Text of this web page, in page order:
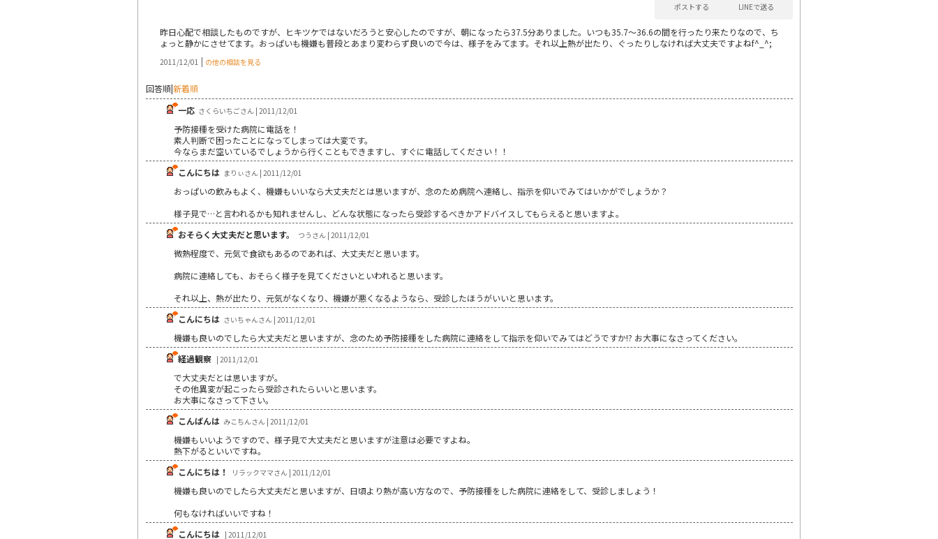
ポストする LINEで送る
昨日心配で相談したものですが、ヒキツケではないだろうと安心したのですが、朝になったら37.5分ありました。いつも35.7～36.6の間を行ったり来たりなので、ち
ょっと静かにさせてます。おっぱいも機嫌も普段とあまり変わらず良いので今は、様子をみてます。それ以上熱が出たり、ぐったりしなければ大丈夫ですよねf^_^;
2011/12/01 | の他の相談を見る
回答順|新着順
一応 さくらいちごさん | 2011/12/01
予防接種を受けた病院に電話を！
素人判断で困ったことになってしまっては大変です。
今ならまだ空いているでしょうから行くこともできますし、すぐに電話してください！！
こんにちは まりぃさん | 2011/12/01
おっぱいの飲みもよく、機嫌もいいなら大丈夫だとは思いますが、念のため病院へ連絡し、指示を仰いでみてはいかがでしょうか？
様子見で…と言われるかも知れませんし、どんな状態になったら受診するべきかアドバイスしてもらえると思いますよ。
おそらく大丈夫だと思います。
つうさん | 2011/12/01
微熱程度で、元気で食欲もあるのであれば、大丈夫だと思います。
病院に連絡しても、おそらく様子を見てくださいといわれると思います。
それ以上、熱が出たり、元気がなくなり、機嫌が悪くなるようなら、受診したほうがいいと思います。
こんにちは さいちゃんさん | 2011/12/01
機嫌も良いのでしたら大丈夫だと思いますが、念のため予防接種をした病院に連絡をして指示を仰いでみてはどうですか!? お大事になさってください。
経過観察 | 2011/12/01
で大丈夫だとは思いますが。
その他異変が起こったら受診されたらいいと思います。
お大事になさって下さい。
こんばんは みこちんさん | 2011/12/01
機嫌もいいようですので、様子見で大丈夫だと思いますが注意は必要ですよね。
熱下がるといいですね。
こんにちは！
リラックママさん | 2011/12/01
機嫌も良いのでしたら大丈夫だと思いますが、日頃より熱が高い方なので、予防接種をした病院に連絡をして、受診しましょう！
何もなければいいですね！
こんにちは | 2011/12/01